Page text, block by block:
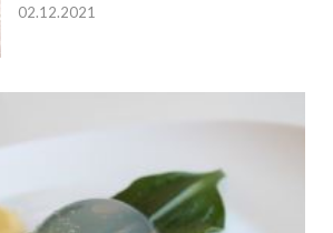
02.12.2021